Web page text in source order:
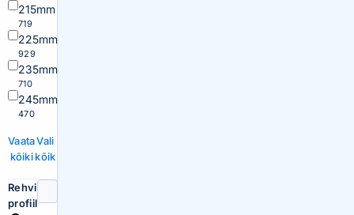
215mm
719
225mm
929
235mm
710
245mm
470
Vaata
kõiki
Vali
kõik
Rehvi
profiil